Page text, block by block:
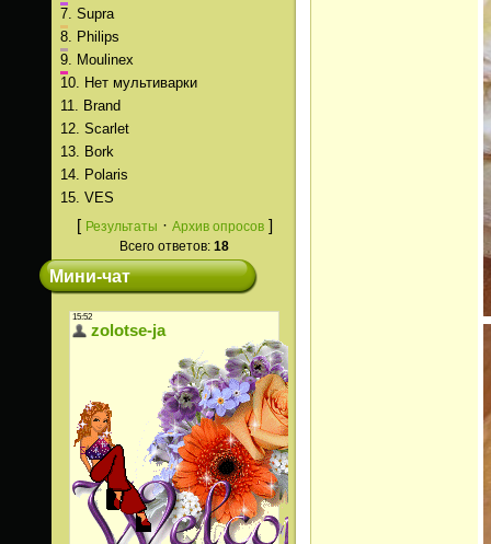
7. Supra
8.
Philips
9.
Moulinex
10.
Нет мультиварки
11.
Brand
12. Scarlet
13.
Bork
14.
Polaris
15. VES
[ Результаты · Архив опросов]
Всего ответов: 18
Мини-чат